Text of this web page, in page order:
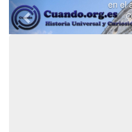
en el